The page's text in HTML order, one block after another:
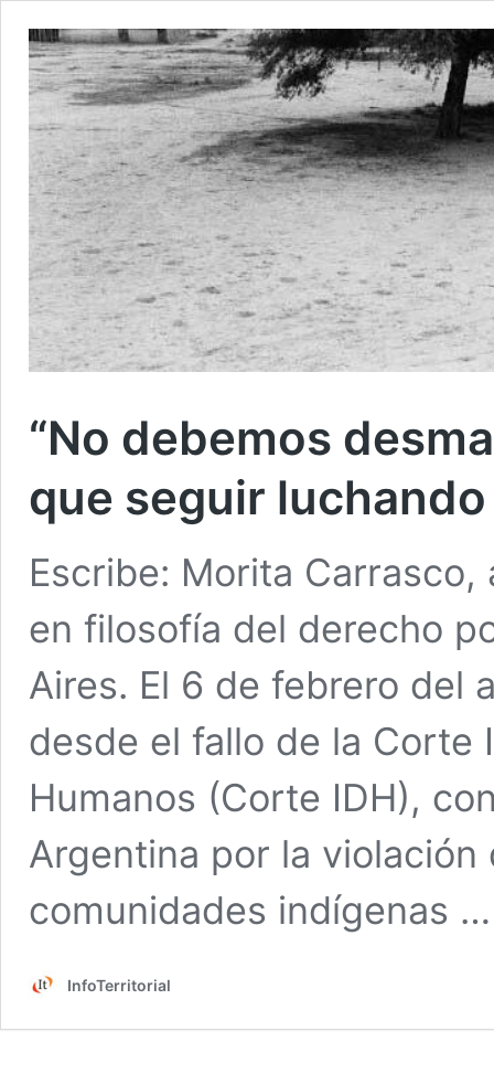
“No debemos
que seguir
Escribe: Morita
en filosofía del derecho
Aires. El 6 de febrero del
desde el fallo de la Corte
Humanos (Corte IDH),
Argentina por la
comunidades indígenas
InfoTerritorial